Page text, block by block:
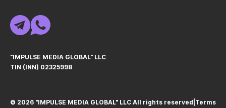
"IMPULSE MEDIA GLOBAL" LLC
TIN (INN) 02325998
© 2026 "IMPULSE MEDIA GLOBAL" LLC All rights reservedㅤ|ㅤ Terms